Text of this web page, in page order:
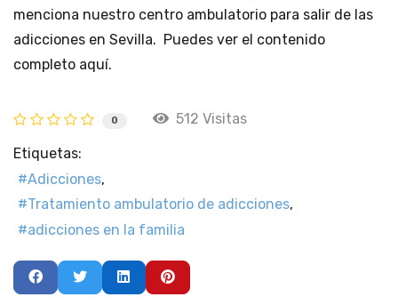
menciona nuestro centro ambulatorio para salir de las
adicciones en Sevilla. Puedes ver el contenido
completo aquí.
0 512 Visitas
Etiquetas:
Adicciones
Tratamiento ambulatorio de adicciones
adicciones en la familia